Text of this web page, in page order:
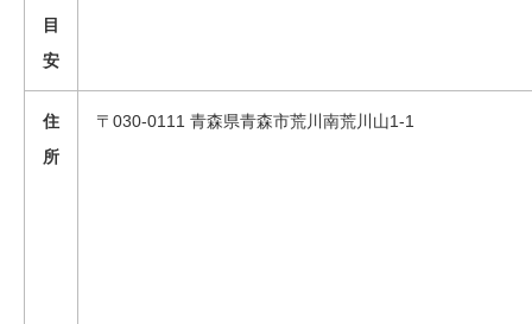
目
安
住
所
〒030-0111 青森県青森市荒川南荒川山1-1